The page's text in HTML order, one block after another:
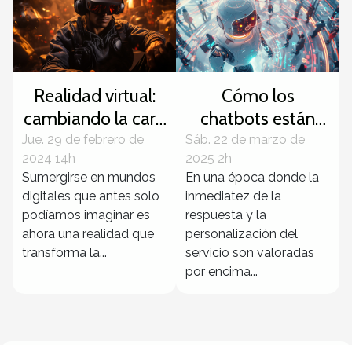
Realidad virtual:
cambiando la cara
de los videojuegos
Jue. 29 de febrero de
2024 14h
Sumergirse en mundos
digitales que antes solo
podíamos imaginar es
ahora una realidad que
transforma la...
Cómo los
chatbots están
transformando el
servicio al cliente
en diversas
industrias
Sáb. 22 de marzo de
2025 2h
En una época donde la
inmediatez de la
respuesta y la
personalización del
servicio son valoradas
por encima...